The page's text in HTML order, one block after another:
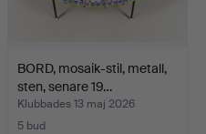
BORD, mosaik-stil, metall,
sten, senare 19…
Klubbades 13 maj 2026
5 bud